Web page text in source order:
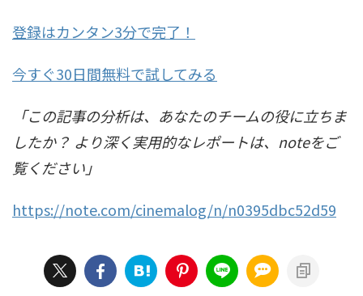
登録はカンタン3分で完了！
今すぐ30日間無料で試してみる
「この記事の分析は、あなたのチームの役に立ちま
したか？ より深く実用的なレポートは、noteをご
覧ください」
https://note.com/cinemalog/n/n0395dbc52d59